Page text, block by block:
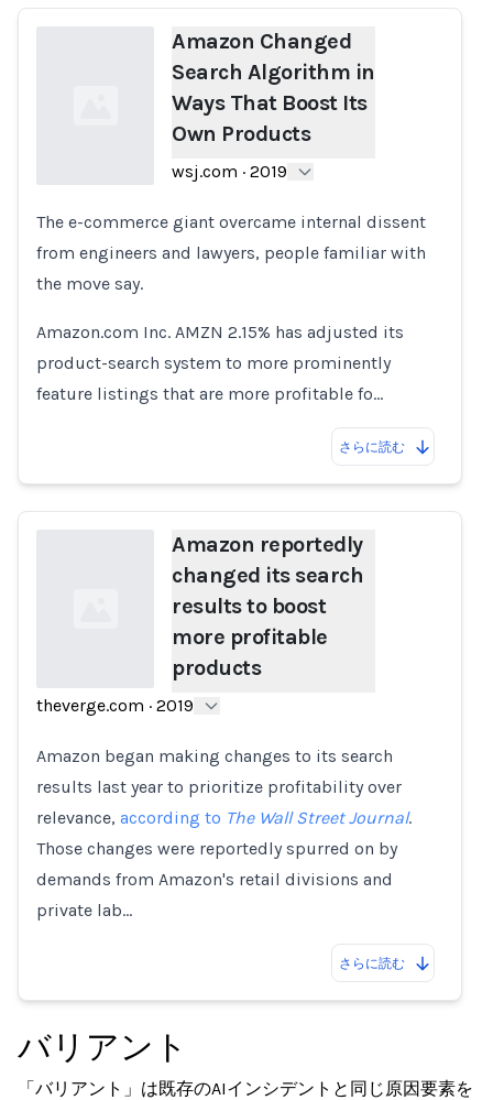
Loading...
Amazon Changed
Search Algorithm in
Ways That Boost Its
Own Products
wsj.com · 2019
The e-commerce giant overcame internal dissent
from engineers and lawyers, people familiar with
the move say.
Amazon.com Inc. AMZN 2.15% has adjusted its
product-search system to more prominently
feature listings that are more profitable fo…
さらに読む
Amazon reportedly
changed its search
results to boost
more profitable
products
theverge.com · 2019
Amazon began making changes to its search
results last year to prioritize profitability over
relevance, according to The Wall Street Journal.
Those changes were reportedly spurred on by
demands from Amazon's retail divisions and
private lab…
さらに読む
バリアント
「バリアント」は既存のAIインシデントと同じ原因要素を